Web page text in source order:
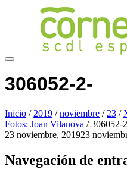
306052-2-
Inicio / 2019 / noviembre / 23 /
Fotos: Joan Vilanova / 306052-
23 noviembre, 201923
Navegación de